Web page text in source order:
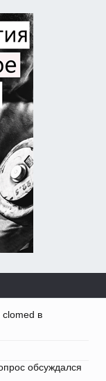
в
обсуждался